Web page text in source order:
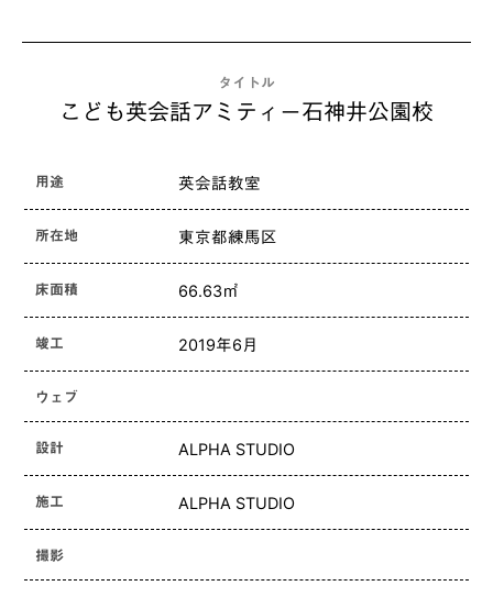
タイトル
こども英会話アミティー石神井公園校
用途 英会話教室
所在地 東京都練馬区
床面積 66.63㎡
竣工 2019年6月
ウェブ
設計 ALPHA STUDIO
施工 ALPHA STUDIO
撮影